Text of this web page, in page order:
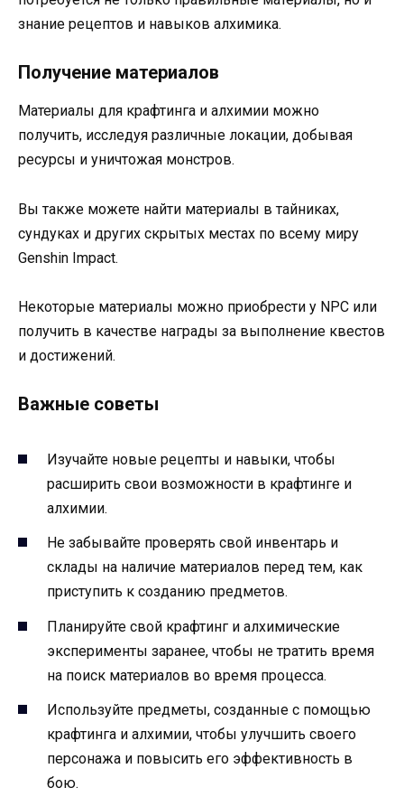
знание рецептов и навыков алхимика.
Получение материалов
Материалы для крафтинга и алхимии можно
получить, исследуя различные локации, добывая
ресурсы и уничтожая монстров.
Вы также можете найти материалы в тайниках,
сундуках и других скрытых местах по всему миру
Genshin Impact.
Некоторые материалы можно приобрести у NPC или
получить в качестве награды за выполнение квестов
и достижений.
Важные советы
Изучайте новые рецепты и навыки, чтобы
расширить свои возможности в крафтинге и
алхимии.
Не забывайте проверять свой инвентарь и
склады на наличие материалов перед тем, как
приступить к созданию предметов.
Планируйте свой крафтинг и алхимические
эксперименты заранее, чтобы не тратить время
на поиск материалов во время процесса.
Используйте предметы, созданные с помощью
крафтинга и алхимии, чтобы улучшить своего
персонажа и повысить его эффективность в
бою.